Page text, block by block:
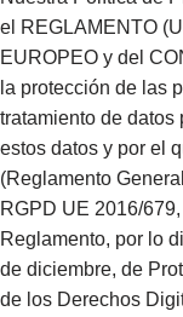
el REGLAMENTO
EUROPEO y del
la protección de las
tratamiento de
estos datos y por el
(Reglamento
RGPD UE 2016/
Reglamento, por lo
de diciembre, de
de los Derechos